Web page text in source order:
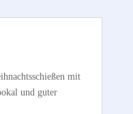
mit
und guter